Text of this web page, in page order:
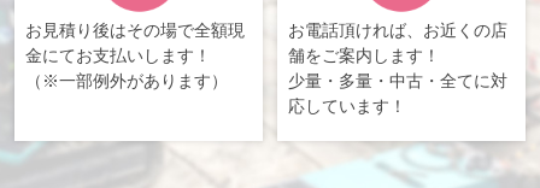
お見積り後はその場で全額現
金にてお支払いします！
（※一部例外があります）
お電話頂ければ、お近くの店
舗をご案内します！
少量・多量・中古・全てに対
応しています！